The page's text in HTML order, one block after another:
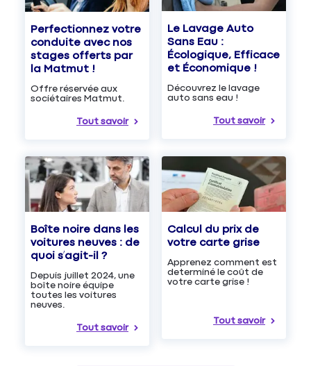
Perfectionnez votre
conduite avec nos
stages offerts par
la Matmut !
Offre réservée aux
sociétaires Matmut.
Tout savoir
Le Lavage Auto
Sans Eau :
Écologique, Efficace
et Économique !
Découvrez le lavage
auto sans eau !
Tout savoir
Boîte noire dans les
voitures neuves : de
quoi s’agit-il ?
Depuis juillet 2024, une
boîte noire équipe
toutes les voitures
neuves.
Tout savoir
Calcul du prix de
votre carte grise
Apprenez comment est
determiné le coût de
votre carte grise !
Tout savoir